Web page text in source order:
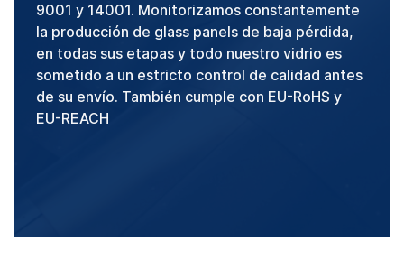
9001 y 14001. Monitorizamos constantemente
la producción de glass panels de baja pérdida,
en todas sus etapas y todo nuestro vidrio es
sometido a un estricto control de calidad antes
de su envío. También cumple con EU-RoHS y
EU-REACH